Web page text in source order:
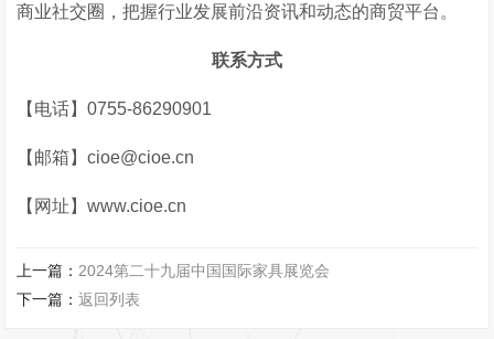
商业社交圈，把握行业发展前沿资讯和动态的商贸平台。
联系方式
【电话】0755-86290901
【邮箱】cioe@cioe.cn
【网址】www.cioe.cn
上一篇： 2024第二十九届中国国际家具展览会
下一篇：返回列表